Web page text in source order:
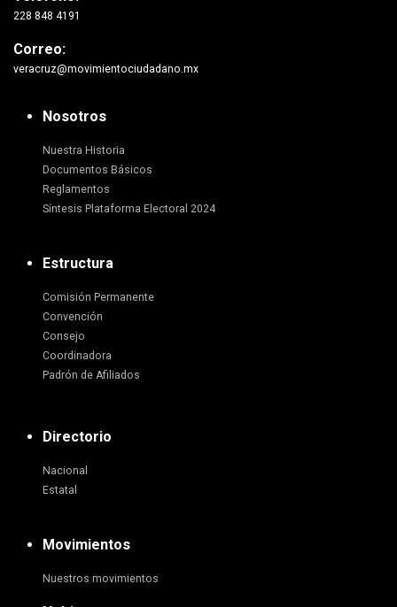
228 848 4191
Correo:
veracruz@movimientociudadano.mx
Nosotros
Nuestra Historia
Documentos Básicos
Reglamentos
Síntesis Plataforma Electoral 2024
Estructura
Comisión Permanente
Convención
Consejo
Coordinadora
Padrón de Afiliados
Directorio
Nacional
Estatal
Movimientos
Nuestros movimientos